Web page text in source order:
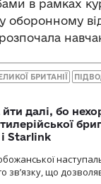
в рамках
БРИТАНІЇ
далі, бо
і Starlink
зв’язку, що